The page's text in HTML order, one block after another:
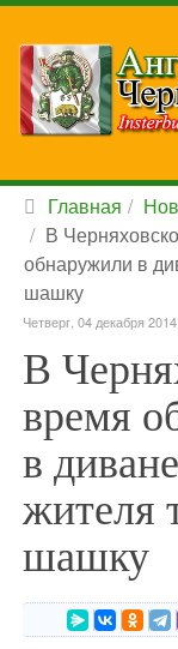
Главная
В
обнаружили в
шашку
Четверг, 04 декабря
В
время
в
жителя
шашку